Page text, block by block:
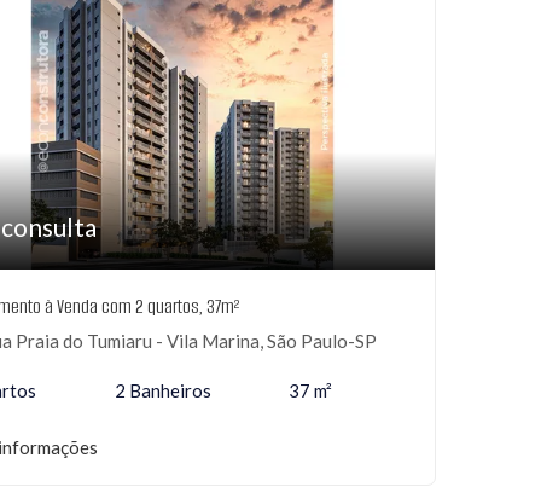
à Venda com 2 quartos, 37m²
Praia do Tumiaru - Vila Marina, São Paulo-SP
2 Banheiros 37 m²